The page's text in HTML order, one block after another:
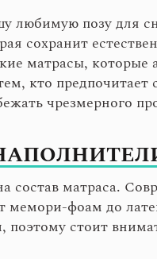
любимую позу для
сохранит
матрасы,
кто
чрезмерного
состав матраса.
мемори-фоам до
поэтому стоит